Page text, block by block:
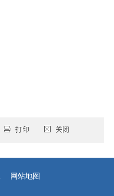
关闭
打印
网站地图